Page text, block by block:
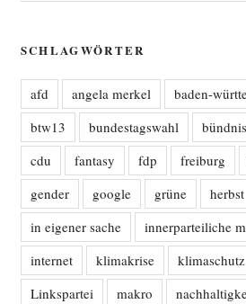
SCHLAGWÖRTER
afd angela merkel baden-
btw13
bundestagswahl
cdu
fantasy fdp freiburg
gender
google grüne herbst
in eigener sache
innerparteiliche
internet
klimakrise klimaschutz
Linkspartei
makro